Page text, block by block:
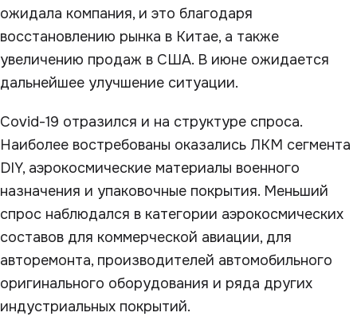
ожидала компания, и это благодаря
восстановлению рынка в Китае, а также
увеличению продаж в США. В июне ожидается
дальнейшее улучшение ситуации.
Covid-19 отразился и на структуре спроса.
Наиболее востребованы оказались ЛКМ сегмента
DIY, аэрокосмические материалы военного
назначения и упаковочные покрытия. Меньший
спрос наблюдался в категории аэрокосмических
составов для коммерческой авиации, для
авторемонта, производителей автомобильного
оригинального оборудования и ряда других
индустриальных покрытий.